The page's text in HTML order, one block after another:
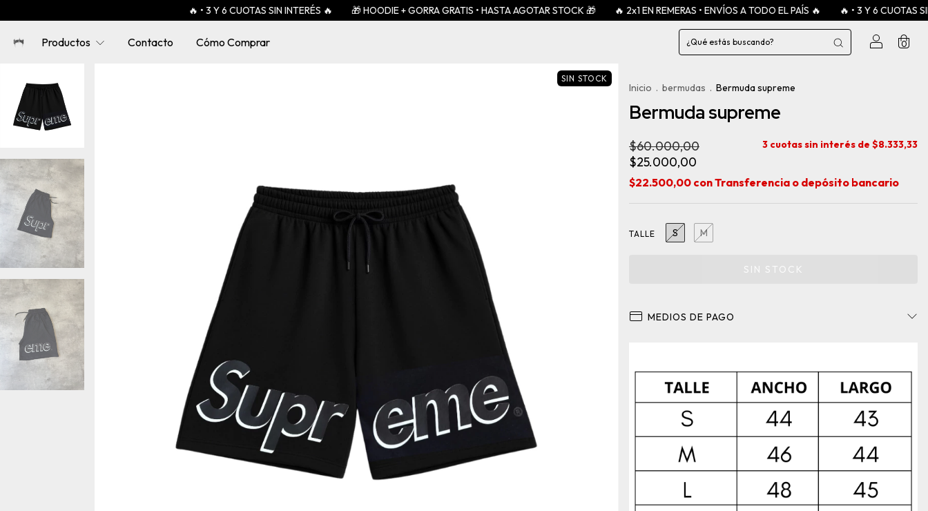
🔥 • 3 Y 6 CUOTAS SIN INTERÉS 🔥 🎁 HOODIE + GORRA GRATIS • HASTA AGOTAR STOCK 🎁 🔥 2x1 EN REMERAS • ENVÍOS A TODO EL PAÍS 🔥 🔥 • 3 Y 6 CUOTAS SIN
Productos Contacto Cómo Comprar 0
SIN STOCK
Inicio . bermudas . Bermuda supreme
Bermuda supreme
$60.000,00
$25.000,00
3 cuotas sin interés de $8.333,33
$22.500,00 conTransferencia o depósito bancario
TALLE S M
MEDIOS DE PAGO